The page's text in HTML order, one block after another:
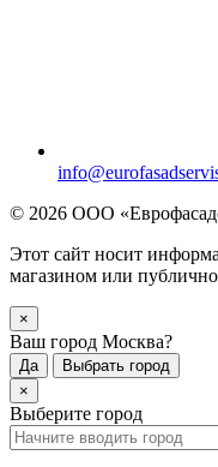
© 2026 ООО
Этот сайт носит
магазином или
×
Ваш город Москва?
Да
Выбрать город
×
Выберите город